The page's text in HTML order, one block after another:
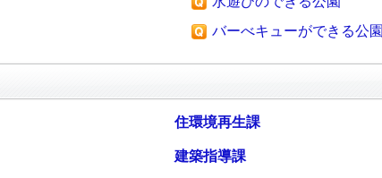
バーべキューができる公園
住環境再生課
建築指導課